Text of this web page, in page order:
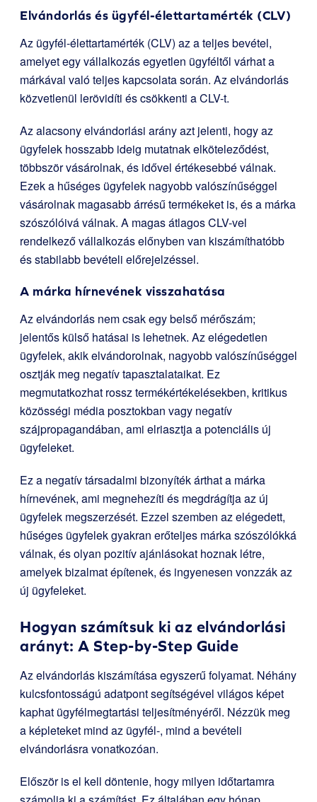
Elvándorlás és ügyfél-élettartamérték (CLV)
Az ügyfél-élettartamérték (CLV) az a teljes bevétel,
amelyet egy vállalkozás egyetlen ügyféltől várhat a
márkával való teljes kapcsolata során. Az elvándorlás
közvetlenül lerövidíti és csökkenti a CLV-t.
Az alacsony elvándorlási arány azt jelenti, hogy az
ügyfelek hosszabb ideig mutatnak elköteleződést,
többször vásárolnak, és idővel értékesebbé válnak.
Ezek a hűséges ügyfelek nagyobb valószínűséggel
vásárolnak magasabb árrésű termékeket is, és a márka
szószólóivá válnak. A magas átlagos CLV-vel
rendelkező vállalkozás előnyben van kiszámíthatóbb
és stabilabb bevételi előrejelzéssel.
A márka hírnevének visszahatása
Az elvándorlás nem csak egy belső mérőszám;
jelentős külső hatásai is lehetnek. Az elégedetlen
ügyfelek, akik elvándorolnak, nagyobb valószínűséggel
osztják meg negatív tapasztalataikat. Ez
megmutatkozhat rossz termékértékelésekben, kritikus
közösségi média posztokban vagy negatív
szájpropagandában, ami elriasztja a potenciális új
ügyfeleket.
Ez a negatív társadalmi bizonyíték árthat a márka
hírnevének, ami megnehezíti és megdrágítja az új
ügyfelek megszerzését. Ezzel szemben az elégedett,
hűséges ügyfelek gyakran erőteljes márka szószólókká
válnak, és olyan pozitív ajánlásokat hoznak létre,
amelyek bizalmat építenek, és ingyenesen vonzzák az
új ügyfeleket.
Hogyan számítsuk ki az elvándorlási
arányt: A Step-by-Step Guide
Az elvándorlás kiszámítása egyszerű folyamat. Néhány
kulcsfontosságú adatpont segítségével világos képet
kaphat ügyfélmegtartási teljesítményéről. Nézzük meg
a képleteket mind az ügyfél-, mind a bevételi
elvándorlásra vonatkozóan.
Először is el kell döntenie, hogy milyen időtartamra